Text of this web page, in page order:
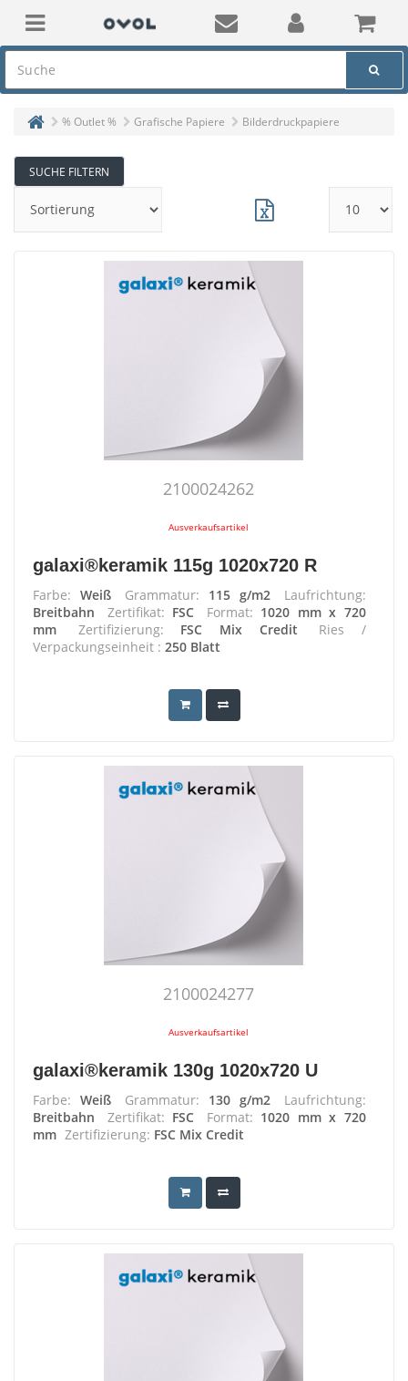
% Outlet % Grafische Papiere Bilderdruckpapiere
SUCHE FILTERN
2100024262
Ausverkaufsartikel
galaxi®keramik 115g 1020x720 R
Farbe: Weiß Grammatur: 115 g/m2
Laufrichtung:
Breitbahn
Zertifikat: FSC Format: 1020 mm x 720
mm
Zertifizierung: FSC Mix Credit
Ries /
Verpackungseinheit : 250 Blatt
2100024277
Ausverkaufsartikel
galaxi®keramik 130g 1020x720 U
Farbe: Weiß Grammatur: 130 g/m2
Laufrichtung:
Breitbahn
Zertifikat: FSC Format: 1020 mm x 720
mm Zertifizierung: FSC Mix Credit